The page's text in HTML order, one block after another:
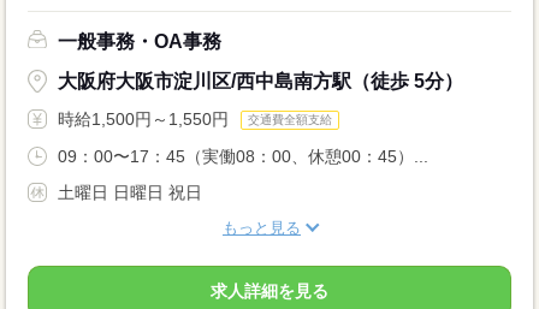
一般事務・OA事務
大阪府大阪市淀川区/西中島南方駅（徒歩 5分）
時給1,500円～1,550円 交通費全額支給
09：00〜17：45（実働08：00、休憩00：45）...
土曜日 日曜日 祝日
もっと見る
求人詳細を見る